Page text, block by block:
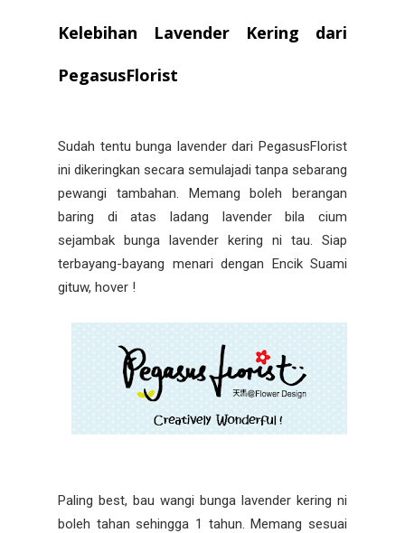
Kelebihan Lavender Kering dari
PegasusFlorist
Sudah tentu bunga lavender dari PegasusFlorist
ini dikeringkan secara semulajadi tanpa sebarang
pewangi tambahan. Memang boleh berangan
baring di atas ladang lavender bila cium
sejambak bunga lavender kering ni tau. Siap
terbayang-bayang menari dengan Encik Suami
gituw, hover !
Paling best, bau wangi bunga lavender kering ni
boleh tahan sehingga 1 tahun. Memang sesuai